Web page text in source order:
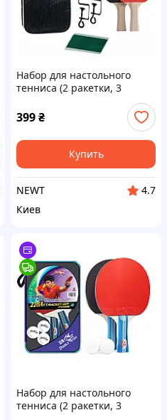
Набор для настольного
тенниса (2 ракетки, 3
шарика, чехол, сетка) Newt
VITOR NE-VT-6
399₴
Купить
NEWT
4.7
Киев
Набор для настольного
тенниса (2 ракетки, 3